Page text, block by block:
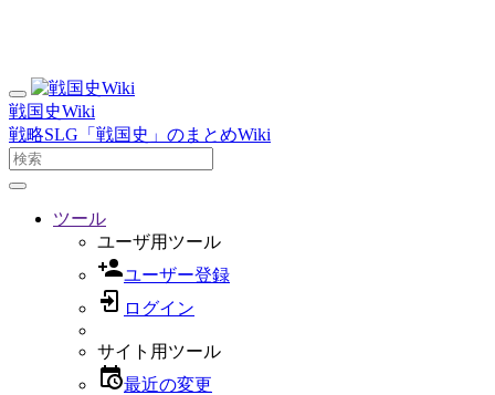
戦国史Wiki
戦略SLG「戦国史」のまとめWiki
ツール
ユーザ用ツール
ユーザー登録
ログイン
サイト用ツール
最近の変更